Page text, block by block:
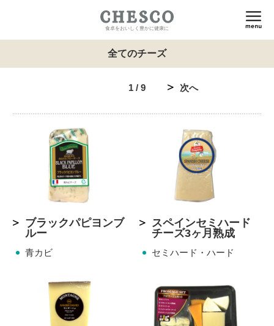
食卓をおいしく豊かに健康に
全てのチーズ
1 / 9 次へ
ブラックパピヨンブ
ルー
青カビ
スペインセミハード
チーズ3ヶ月熟成
セミハード・ハード